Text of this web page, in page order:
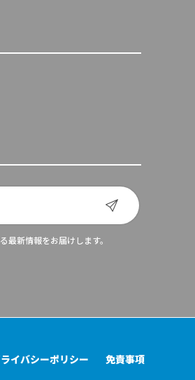
最新情報をお届けします。
イバシーポリシー 免責事項